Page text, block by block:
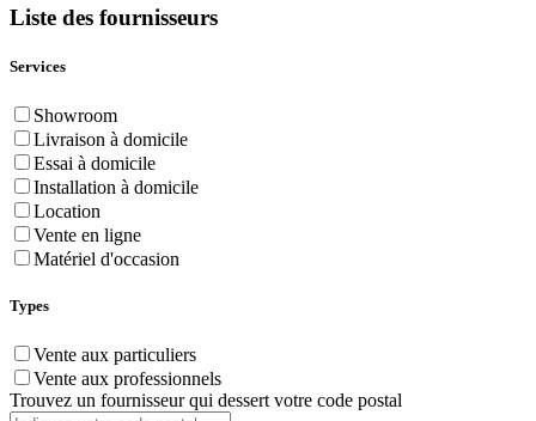
Liste des fournisseurs
Services
Showroom
Livraison à domicile
Essai à domicile
Installation à domicile
Location
Vente en ligne
Matériel d'occasion
Types
Vente aux particuliers
Vente aux professionnels
Trouvez un fournisseur qui dessert votre code postal